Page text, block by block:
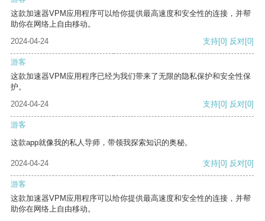
这款加速器VPM应用程序可以给你提供最高速度和安全性的连接，并帮
助你在网络上自由移动。
2024-04-24
支持[0] 反对[0]
游客
这款加速器VPM应用程序已经为我们带来了无限的隐私保护和安全性保
护。
2024-04-24
支持[0] 反对[0]
游客
这款app就像我的私人导师，带领我探索知识的奥秘。
2024-04-24 支持[0] 反对[0]
游客
这款加速器VPM应用程序可以给你提供最高速度和安全性的连接，并帮
助你在网络上自由移动。